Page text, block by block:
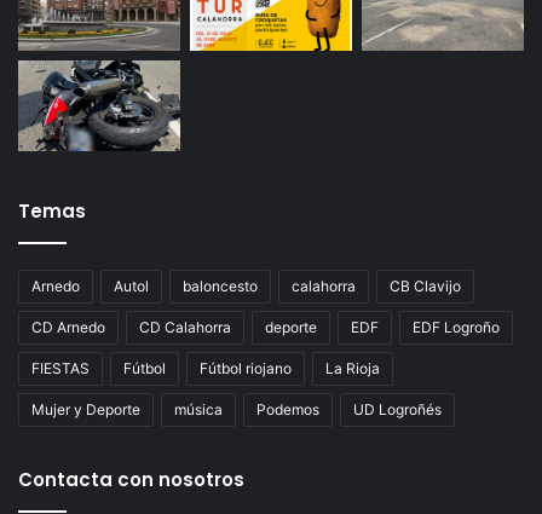
Temas
Arnedo Autol baloncesto calahorra CB Clavijo
CD Arnedo CD Calahorra deporte EDF EDF Logroño
FIESTAS Fútbol Fútbol riojano La Rioja
Mujer y Deporte música Podemos UD Logroñés
Contacta con nosotros